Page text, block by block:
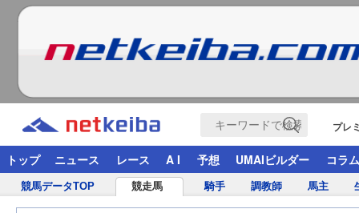
プレ
トップ ニュース レース A I 予想 UMAIビルダー コラム
競馬データTOP 競走馬 騎手 調教師 馬主